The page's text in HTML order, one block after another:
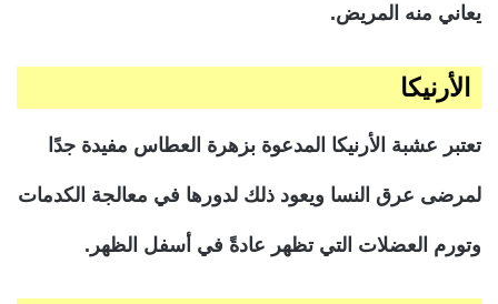
يعاني منه المريض.
الأرنيكا
تعتبر عشبة الأرنيكا المدعوة بزهرة العطاس مفيدة جدًا
لمرضى عرق النسا ويعود ذلك لدورها في معالجة الكدمات
وتورم العضلات التي تظهر عادةً في أسفل الظهر.